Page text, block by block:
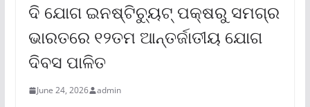
ଦି ଯୋଗ ଇନଷ୍ଟିଚ୍ୟୁଟ୍ ପକ୍ଷରୁ ସମଗ୍ର
ଭାରତରେ ୧୨ତମ ଆନ୍ତର୍ଜାତୀୟ ଯୋଗ
ଦିବସ ପାଳିତ
June 24, 2026 admin